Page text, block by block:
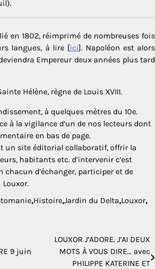
en 1802, réimprimé de nombreuses fois
langues, à lire [ici]. Napoléon est alors
Empereur deux années plus tard
Hélène, règne de Louis XVIII.
à quelques mètres du 10e.
à la vigilance d’un de nos lecteurs dont
en bas de page.
un site éditorial collaboratif, offrir la
habitants etc. d’intervenir c’est
chacun d’échanger, participer et de
,Histoire,Jardin du Delta,Louxor,
9 juin
LOUXOR J’ADORE. J’AI DEUX
MOTS À VOUS DIRE… avec
PHILIPPE KATERINE ET